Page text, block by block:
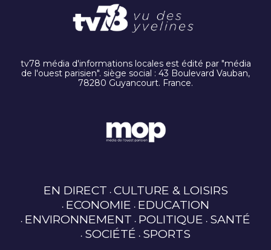
tv78 média d'informations locales est édité par "média
de l'ouest parisien". siège social : 43 Boulevard Vauban,
78280 Guyancourt. France.
EN DIRECT CULTURE & LOISIRS
ECONOMIE EDUCATION
ENVIRONNEMENT POLITIQUE SANTÉ
SOCIÉTÉ SPORTS